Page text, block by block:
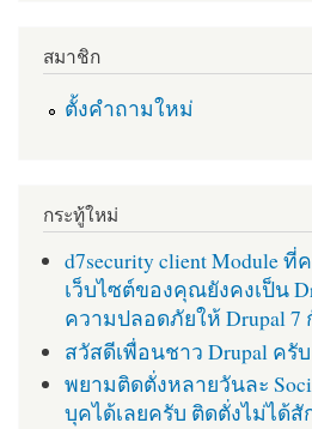
สมาชิก
ตั้งคำถามใหม่
กระทู้ใหม่
d7security client Module
เว็บไซต์ของคุณยังคงเป็น
ความปลอดภัยให้ Drupal 7
สวัสดีเพื่อนชาว Drupal ครับ
พยามติดตั่งหลายวันละ
บุคได้เลยครับ ติดตั่งไม่ได้สั